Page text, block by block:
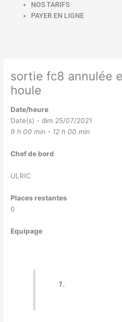
NOS TARIFS
PAYER EN LIGNE
sortie fc8 annulée
houle
Date/heure
Date(s) - dim 25/07/2021
9 h 00 min - 12 h 00 min
Chef de bord
ULRIC
Places restantes
0
Equipage